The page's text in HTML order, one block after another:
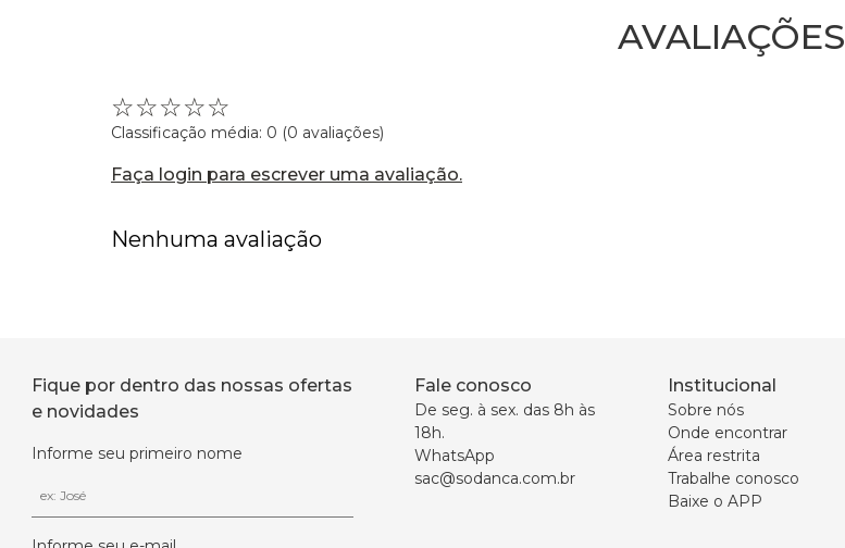
AVALIAÇÕES
☆☆☆☆☆
Classificação média: 0 (0 avaliações)
Faça login para escrever uma avaliação.
Nenhuma avaliação
Fique por dentro das nossas ofertas
e novidades
Informe seu primeiro nome
Fale conosco
De seg. à sex. das 8h às
18h.
WhatsApp
sac@sodanca.com.br
Institucional
Sobre nós
Onde encontrar
Área restrita
Trabalhe conosco
Baixe o APP